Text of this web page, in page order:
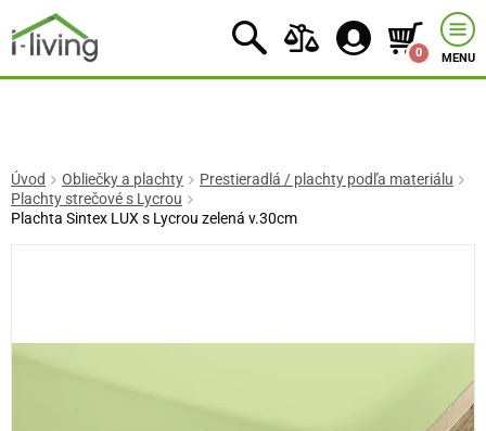
0 MENU
Úvod Obliečky a plachty
Prestieradlá / plachty podľa materiálu
Plachty strečové s Lycrou
Plachta Sintex LUX s Lycrou zelená v.30cm